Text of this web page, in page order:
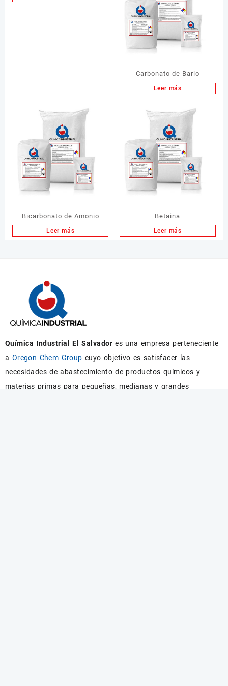
Carbonato de Bario
Leer más
Bicarbonato de Amonio
Leer más
Betaina
Leer más
Química Industrial El Salvador es una empresa perteneciente
a Oregon Chem Group cuyo objetivo es satisfacer las
necesidades de abastecimiento de productos químicos y
materias primas para pequeñas, medianas y grandes